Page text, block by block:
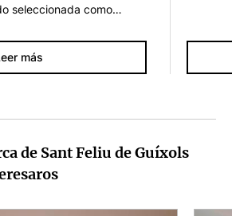
seleccionada como
Premios Fotocasa Pro
Fotocasa reconoce
que van más
del camino que hemos
actividad…
más
de Sant Feliu de Guíxols